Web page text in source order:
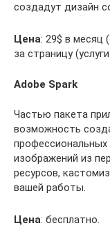
создадут дизайн
Цена: 29$ в месяц
за страницу
Adobe Spark
Частью пакета
возможность
изображений из
ресурсов,
вашей работы.
Цена: бесплатно.